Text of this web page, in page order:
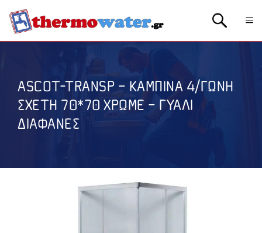
Μετάβαση
σε
περιεχόμενο
ASCOT-TRANSP – ΚΑΜΠΙΝΑ 4/ΓΩΝΗ
ΣΧΕΤΗ 70*70 ΧΡΩΜΕ – ΓΥΑΛΙ
ΔΙΑΦΑΝΕΣ